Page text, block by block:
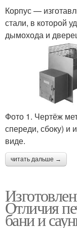
Корпус —
стали, в которой
дымохода и
Фото 1. Чертёж
спереди, сбоку) и
виде.
читать дальше →
Отличия
бани и